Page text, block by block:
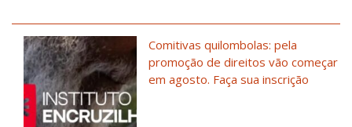
Comitivas quilombolas: pela
promoção de direitos vão começar
em agosto. Faça sua inscrição